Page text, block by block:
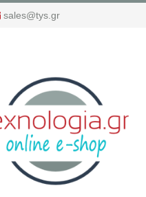
sales@tys.gr